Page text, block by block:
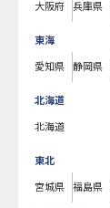
大阪府 兵庫県
東海
愛知県 静岡県
北海道
北海道
東北
宮城県 福島県